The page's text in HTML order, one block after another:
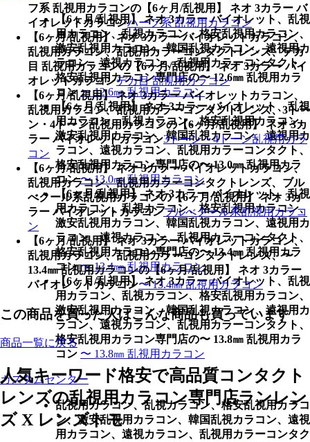
【6ヶ月/乱視用】 ネオ 3カラー バイオレット、乱視
用カラコン、乱視カラコン、格安乱視用カラコン、
激安乱視用カラコン、韓国乱視カラコン、遠視用カ
ラコン、遠視カラコン、乱視用カラーコンタクト、
格安乱視用カラコン専門店の〜 12.6㎜ 乱視用カラ
コン 〜 12.6㎜ 乱視用カラコン
【6ヶ月/乱視用】 ネオ 3カラー バイオレット、乱視
用カラコン、乱視カラコン、格安乱視用カラコン、
激安乱視用カラコン、韓国乱視カラコン、遠視用カ
ラコン、遠視カラコン、乱視用カラーコンタクト、
格安乱視用カラコン専門店の〜 13.0㎜ 乱視用カラ
コン 〜 13.0㎜ 乱視用カラコン
【6ヶ月/乱視用】 ネオ 3カラー バイオレット、乱視
用カラコン、乱視カラコン、格安乱視用カラコン、
激安乱視用カラコン、韓国乱視カラコン、遠視用カ
ラコン、遠視カラコン、乱視用カラーコンタクト、
格安乱視用カラコン専門店の〜 13.4㎜ 乱視用カラ
コン 〜 13.4㎜ 乱視用カラコン
【6ヶ月/乱視用】 ネオ 3カラー バイオレット、乱視
用カラコン、乱視カラコン、格安乱視用カラコン、
激安乱視用カラコン、韓国乱視カラコン、遠視用カ
ラコン、遠視カラコン、乱視用カラーコンタクト、
格安乱視用カラコン専門店の〜 13.8㎜ 乱視用カラ
コン 〜 13.8㎜ 乱視用カラコン
カスタムセンター
乱視用カラコン、乱視カラコン、格安乱視用カラコ
ン、激安乱視用カラコン、韓国乱視カラコン、遠視
用カラコン、遠視カラコン、乱視用カラーコンタク
フ系 乱視用カラコンの【6ヶ月/乱視用】 ネオ 3カラー バ
イオレットカラコンハーフ系 乱視用カラコン
【6ヶ月/乱視用】 ネオ 3カラー バイオレットカラコン、
乱視用カラコン、乱視用カラーコンタクトレンズ、デカ
目 乱視用カラコンの【6ヶ月/乱視用】 ネオ 3カラー バイ
オレットカラコンデカ目 乱視用カラコン
【6ヶ月/乱視用】 ネオ 3カラー バイオレットカラコン、
乱視用カラコン、乱視用カラーコンタクトレンズ、3トー
ン・4トーン乱視用カラコンの【6ヶ月/乱視用】 ネオ 3カ
ラー バイオレットカラコン3トーン・4トーン乱視用カラ
コン
【6ヶ月/乱視用】 ネオ 3カラー バイオレットカラコン、
乱視用カラコン、乱視用カラーコンタクトレンズ、ブル
べクール系乱視用カラコンの【6ヶ月/乱視用】 ネオ 3カ
ラー バイオレットカラコンブルべクール系乱視用カラコ
ン
【6ヶ月/乱視用】 ネオ 3カラー バイオレットカラコン、
乱視用カラコン、乱視用カラーコンタクトレンズ、〜
13.4㎜ 乱視用カラコンの【6ヶ月/乱視用】 ネオ 3カラー
バイオレットカラコン〜 13.4㎜ 乱視用カラコン
この商品を買った人はこんな商品も買っています
商品一覧に戻る
人気キーワード格安で高品質コンタクト
レンズの乱視用カラコン専門店ランレン
ズ X レンズトモ